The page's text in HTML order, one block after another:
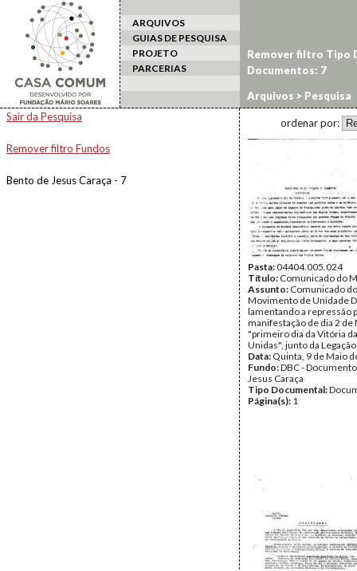
ARQUIVOS
GUIAS DE PESQUISA
PROJETO
PARCERIAS
Arquivos > Pesquisa
Sair da Pesquisa
Remover filtro Fundos
Bento de Jesus Caraça - 7
Remover filtro Tipo
Documentos: 7
ordenar por:
Pasta:04404.005.024
Título: Comunicado do
Assunto: Comunicado do
Movimento de Unidade
lamentando a repressão
manifestação de dia 2 de
"primeiro dia da Vitória
Unidas", junto da
Data: Quinta, 9 de Maio
Fundo:DBC -
Jesus Caraça
Tipo Documental:
Página(s): 1